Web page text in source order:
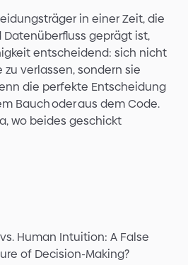
in einer Zeit, die
geprägt ist,
entscheidend: sich nicht
verlassen, sondern sie
die perfekte Entscheidung
Bauch oder aus dem Code.
wo beides geschickt
Human Intuition: A False
of Decision-Making?